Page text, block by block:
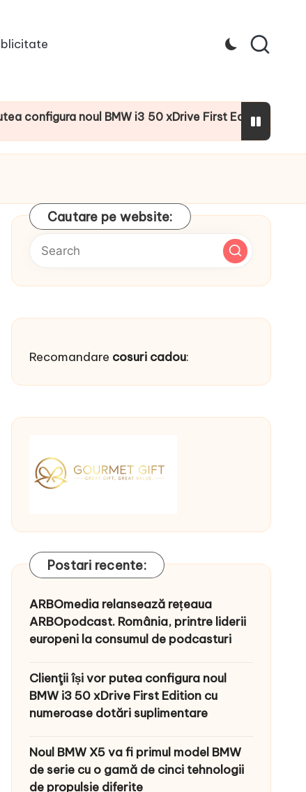
noul BMW i3 50 xDrive First Edition cu numeroase
Cautare pe website:
Recomandare cosuri cadou:
Postari recente:
ARBOmedia relansează rețeaua
ARBOpodcast. România, printre liderii
europeni la consumul de podcasturi
Clienţii își vor putea configura noul
BMW i3 50 xDrive First Edition cu
numeroase dotări suplimentare
Noul BMW X5 va fi primul model BMW
de serie cu o gamă de cinci tehnologii
de propulsie diferite